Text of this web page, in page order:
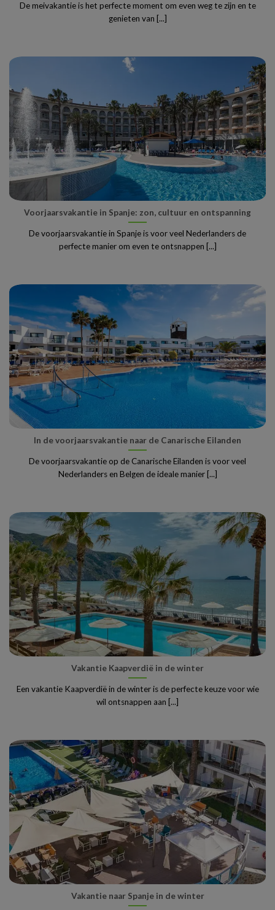
De meivakantie is het perfecte moment om even weg te zijn en te
genieten van [...]
Voorjaarsvakantie in Spanje: zon, cultuur en ontspanning
De voorjaarsvakantie in Spanje is voor veel Nederlanders de
perfecte manier om even te ontsnappen [...]
In de voorjaarsvakantie naar de Canarische Eilanden
De voorjaarsvakantie op de Canarische Eilanden is voor veel
Nederlanders en Belgen de ideale manier [...]
Vakantie Kaapverdië in de winter
Een vakantie Kaapverdië in de winter is de perfecte keuze voor wie
wil ontsnappen aan [...]
Vakantie naar Spanje in de winter